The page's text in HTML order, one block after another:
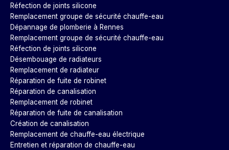
Réfection de joints silicone
Remplacement groupe de sécurité chauffe-eau
Dépannage de plomberie à Rennes
Remplacement groupe de sécurité chauffe-eau
Réfection de joints silicone
Désembouage de radiateurs
Remplacement de radiateur
Réparation de fuite de robinet
Réparation de canalisation
Remplacement de robinet
Réparation de fuite de canalisation
Création de canalisation
Remplacement de chauffe-eau électrique
Entretien et réparation de chauffe-eau